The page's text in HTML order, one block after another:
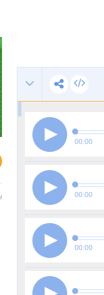
00:00
00:00
00:00